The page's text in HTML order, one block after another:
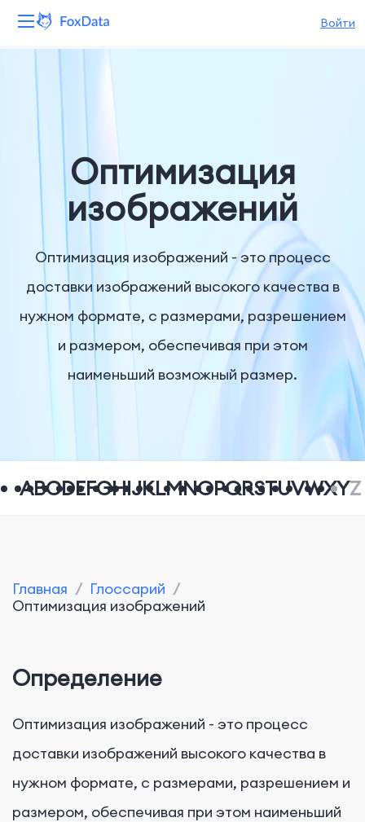
Войти
Ресурсы
Оптимизация
изображений
Оптимизация изображений - это процесс
доставки изображений высокого качества в
нужном формате, с размерами, разрешением
и размером, обеспечивая при этом
наименьший возможный размер.
ABCDEFGHIJKLMNOPQRSTUVWXYZ
Главная / Глоссарий /
Оптимизация изображений
Определение
Оптимизация изображений - это процесс
доставки изображений высокого качества в
нужном формате, с размерами, разрешением и
размером, обеспечивая при этом наименьший